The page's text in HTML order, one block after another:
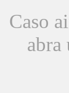
Caso
abra